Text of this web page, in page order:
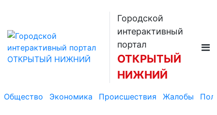
Городской
интерактивный
портал
ОТКРЫТЫЙ
НИЖНИЙ
Общество Экономика Происшествия Жалобы